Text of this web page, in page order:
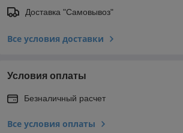
Доставка "Самовывоз"
Все условия доставки
Условия оплаты
Безналичный расчет
Все условия оплаты